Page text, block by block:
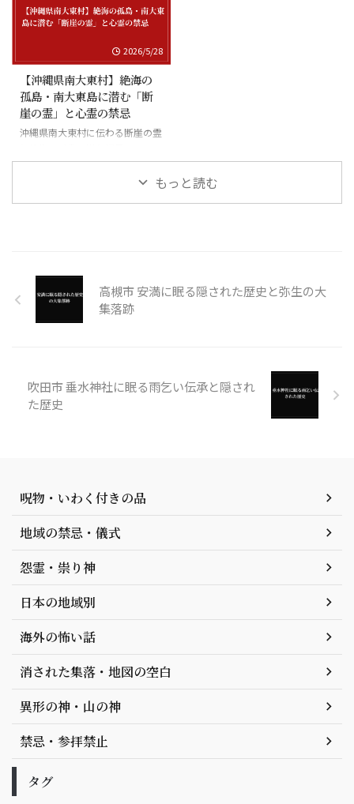
2026/5/28
【沖縄県南大東村】絶海の
孤島・南大東島に潜む「断
崖の霊」と心霊の禁忌
沖縄県南大東村に伝わる断崖の霊
もっと読む
高槻市 安満に眠る隠された歴史と弥生の大
集落跡
吹田市 垂水神社に眠る雨乞い伝承と隠され
た歴史
呪物・いわく付きの品
地域の禁忌・儀式
怨霊・祟り神
日本の地域別
海外の怖い話
消された集落・地図の空白
異形の神・山の神
禁忌・参拝禁止
タグ